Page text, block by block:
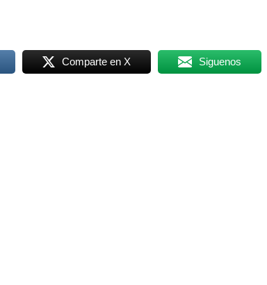
Comparte en X Siguenos